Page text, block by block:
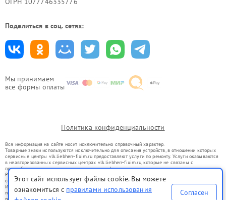
Мы принимаем
все формы оплаты
Поделиться в соц. сетях:
Политика конфиденциальности
Вся информация на сайте носит исключительно справочный характер.
Товарные знаки используются исключительно для описания устройств, в отношении которых
сервисные центры vlk.liebherr-fixim.ru предоставляют услуги по ремонту. Услуги оказываются
в неавторизованных сервисных центрах vlk.liebherr-fixim.ru, которые не связаны с
правообладателями товарных знаков или их официальными представителями.
Ремонт осуществляется для устройств, уже введенных в гражданский оборот в соответствии
со статьей 1487 ГК РФ.
Использование товарных знаков не преследует цели индивидуализации услуг или введения
потребителей в заблуждение, а служит для информирования о предоставляемых услугах по
Этот сайт использует файлы cookie. Вы можете
ознакомиться с правилами использования
Согласен